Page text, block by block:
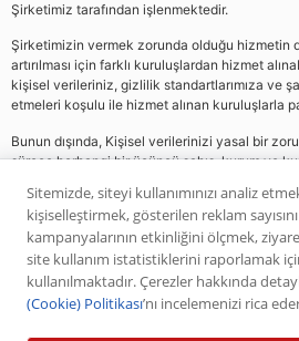
Şirketimiz tarafından işlenmektedir.
Şirketimizin vermek zorunda olduğu hizmetin
artırılması için farklı kuruluşlardan hizmet
kişisel verileriniz, gizlilik standartlarımıza ve
etmeleri koşulu ile hizmet alınan kuruluşlarla
Bunun dışında, Kişisel verilerinizi yasal bir
sürece herhangi bir üçüncü şahıs, kurum ve
Web sitemizde yer alan analiz, yorum ve
kapsamında değildir. Bu tavsiyeler genel
durumunuz ile risk ve getiri tercihlerinize uygun
nedenle, sadece burada yer alan bilgilere
beklentilerinize uygun sonuçlar
Sitemizde, siteyi kullanımınızı analiz
kişiselleştirmek, gösterilen reklam
kampanyalarının etkinliğini ölçmek,
site kullanım istatistiklerini raporlamak
kullanılmaktadır. Çerezler hakkında
(Cookie) Politikası’nı incelemenizi rica